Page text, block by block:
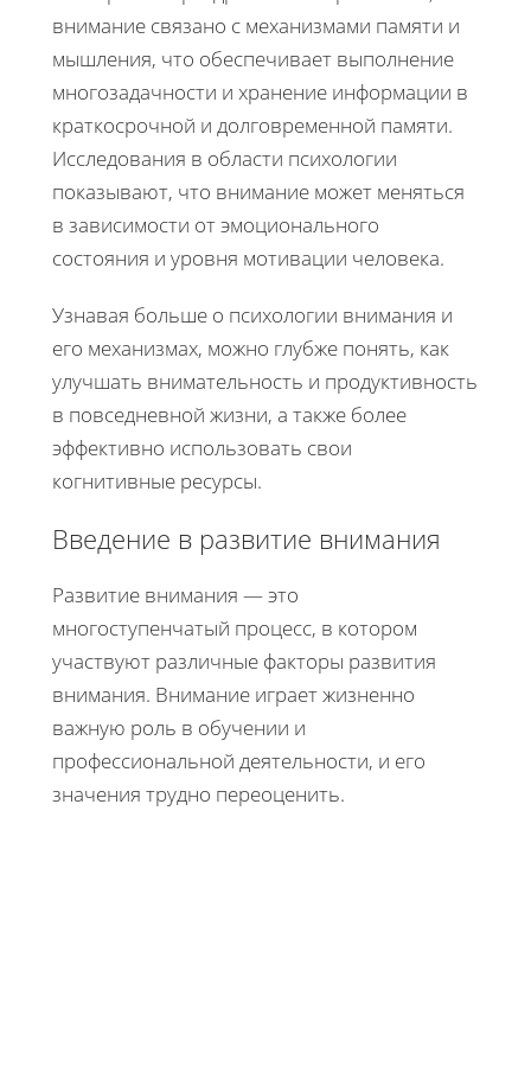
внимание связано с механизмами памяти и
мышления, что обеспечивает выполнение
многозадачности и хранение информации в
краткосрочной и долговременной памяти.
Исследования в области психологии
показывают, что внимание может меняться
в зависимости от эмоционального
состояния и уровня мотивации человека.
Узнавая больше о психологии внимания и
его механизмах, можно глубже понять, как
улучшать внимательность и продуктивность
в повседневной жизни, а также более
эффективно использовать свои
когнитивные ресурсы.
Введение в развитие внимания
Развитие внимания — это
многоступенчатый процесс, в котором
участвуют различные факторы развития
внимания. Внимание играет жизненно
важную роль в обучении и
профессиональной деятельности, и его
значения трудно переоценить.